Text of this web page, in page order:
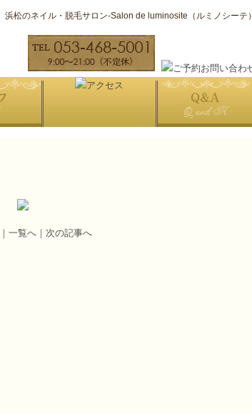
浜松のネイル・脱毛サロン-Salon de luminosite（ルミノシーテ）
｜ 一覧へ ｜ 次の記事へ